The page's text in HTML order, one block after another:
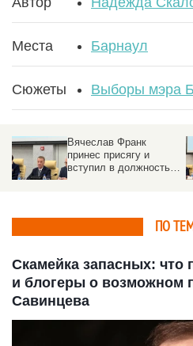
Места Барнаул
Сюжеты Выборы мэра
Вячеслав Франк
принес присягу и
вступил в должность
ПО
Скамейка запасных: что
и блогеры о возможном
Савинцева